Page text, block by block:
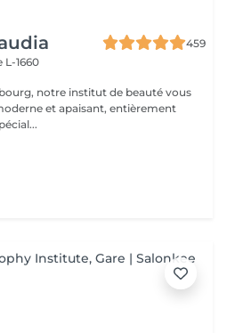
459
L-1660
notre institut de beauté vous
et apaisant, entièrement
votre bien-être. Spécial...